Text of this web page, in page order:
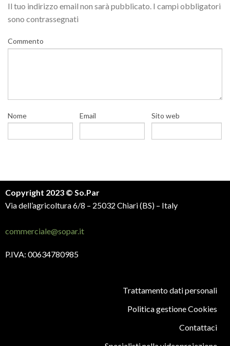
Il tuo indirizzo email non sarà pubblicato. I campi obbligatori
sono contrassegnati
Commento
Nome Email Sito web
Copyright 2023 © So.Par
Via dell’agricoltura 6/8 – 25032 Chiari (BS) – Italy
commerciale@sopar.it
P.IVA: 00634780985
Trattamento dati personali
Politica gestione Cookies
Contattaci